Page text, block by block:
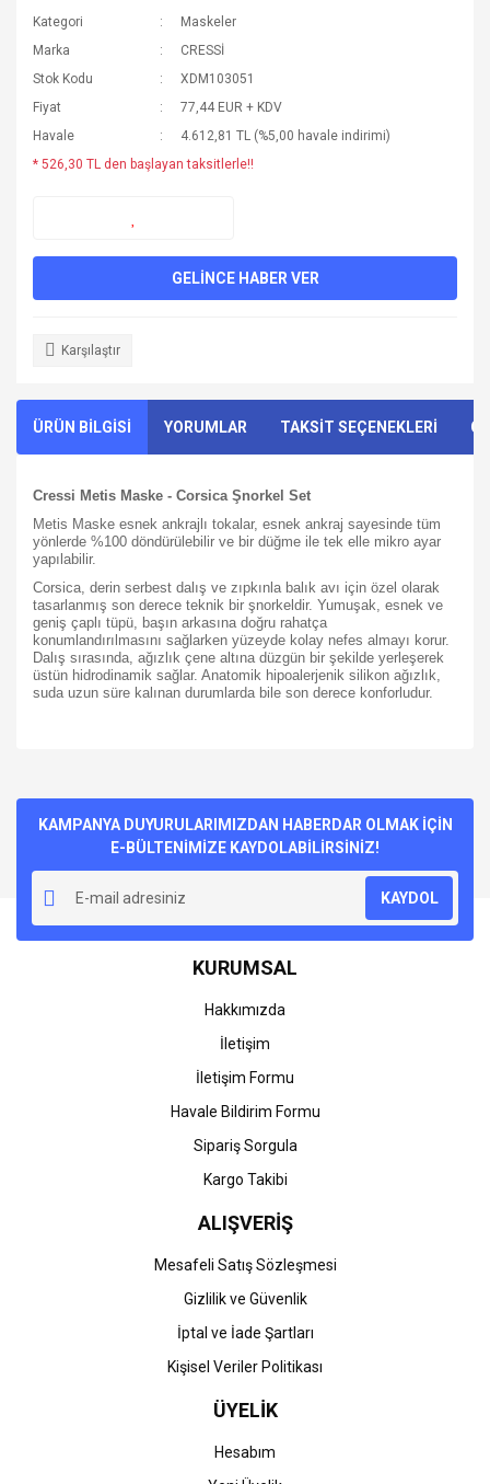
Kategori
Maskeler
Marka
CRESSİ
Stok Kodu
XDM103051
Fiyat
77,44 EUR + KDV
Havale
4.612,81 TL (%5,00 havale indirimi)
* 526,30 TL den başlayan taksitlerle!!
GELİNCE HABER VER
Karşılaştır
ÜRÜN BİLGİSİ YORUMLAR TAKSİT SEÇENEKLERİ
Cressi Metis Maske - Corsica Şnorkel Set
Metis Maske esnek ankrajlı tokalar, esnek ankraj sayesinde tüm
yönlerde %100 döndürülebilir ve bir düğme ile tek elle mikro ayar
yapılabilir.
Corsica, derin serbest dalış ve zıpkınla balık avı için özel olarak
tasarlanmış son derece teknik bir şnorkeldir. Yumuşak, esnek ve
geniş çaplı tüpü, başın arkasına doğru rahatça
konumlandırılmasını sağlarken yüzeyde kolay nefes almayı korur.
Dalış sırasında, ağızlık çene altına düzgün bir şekilde yerleşerek
üstün hidrodinamik sağlar. Anatomik hipoalerjenik silikon ağızlık,
suda uzun süre kalınan durumlarda bile son derece konforludur.
Yorum Yaz
kullanarak tarafımıza iletebilirsiniz.
Görüş ve önerileriniz için teşekkür ederiz.
Ürün resmi kalitesiz, bozuk veya görüntülenemiyor.
Ürün açıklamasında eksik bilgiler bulunuyor.
Ürün bilgilerinde hatalar bulunuyor.
Ürün fiyatı diğer sitelerden daha pahalı.
Gönder
KAMPANYA DUYURULARIMIZDAN HABERDAR OLMAK İÇİN
E-BÜLTENİMİZE KAYDOLABİLİRSİNİZ!
KAYDOL
KURUMSAL
Hakkımızda
İletişim
İletişim Formu
Havale Bildirim Formu
Sipariş Sorgula
Kargo Takibi
ALIŞVERİŞ
Mesafeli Satış Sözleşmesi
Gizlilik ve Güvenlik
İptal ve İade Şartları
Kişisel Veriler Politikası
ÜYELİK
Hesabım